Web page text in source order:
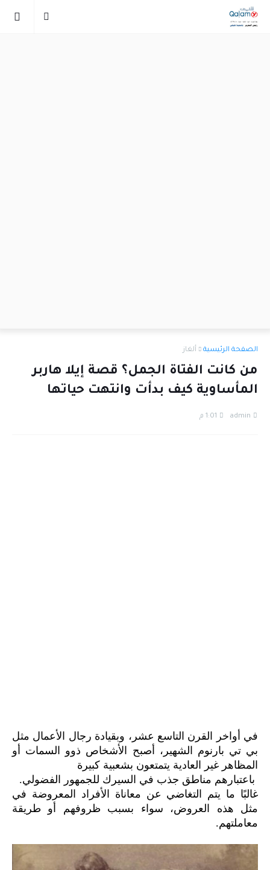
الصفحة الرئيسية ألغاز
من كانت الفتاة الجمل؟ قصة إيلا هاربر
المأساوية كيف بدأت وانتهت حياتها
admin 1:01 م
في أواخر القرن التاسع عشر، وبقيادة رجال الأعمال مثل
بي تي بارنوم الشهير، أصبح الأشخاص ذوو السمات أو
المظاهر غير العادية يتمتعون بشعبية كبيرة
باعتبارهم مناطق جذب في السيرك للجمهور الفضولي.
غالبًا ما يتم التغاضي عن معاناة الأفراد المعروضة في
مثل هذه العروض، سواء بسبب ظروفهم أو طريقة
معاملتهم.